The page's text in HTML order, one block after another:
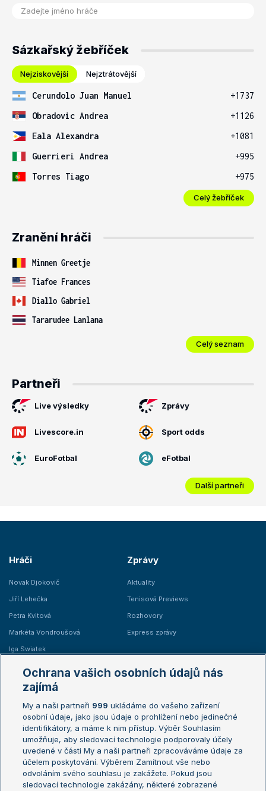
Sázkařský žebříček
Nejziskovější Nejztrátovější
Cerundolo Juan Manuel
+1737
Obradovic Andrea
+1126
Eala Alexandra
+1081
Guerrieri Andrea
+995
Torres Tiago
+975
Celý žebříček
Zranění hráči
Minnen Greetje
Tiafoe Frances
Diallo Gabriel
Tararudee Lanlana
Celý seznam
Partneři
Live výsledky Zprávy
Livescore.in Sport odds
EuroFotbal eFotbal
Další partneři
Hráči
Novak Djokovič
Jiří Lehečka
Petra Kvitová
Markéta Vondroušová
Iga Swiatek
Zprávy
Aktuality
Tenisová Previews
Rozhovory
Express zprávy
Žebříčky
Žebříček ATP (muži)
Žebříček WTA (ženy)
Sázkařský žebříček
Australian Open
French Open
Wimbledon
US Open
Turnaj mistrů
Turnaj mistryň
Ochrana vašich osobních údajů nás
zajímá
My a naši partneři 999 ukládáme do vašeho zařízení
osobní údaje, jako jsou údaje o prohlížení nebo jedinečné
identifikátory, a máme k nim přístup. Výběr Souhlasím
umožňuje, aby sledovací technologie podporovaly účely
uvedené v části My a naši partneři zpracováváme údaje za
účelem poskytování. Výběrem Zamítnout vše nebo
odvoláním svého souhlasu je zakážete. Pokud jsou
sledovací technologie zakázány, některé zobrazené